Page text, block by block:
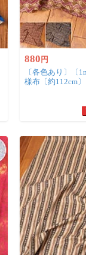
880 円
〔各色あり〕〔
様布〔約112cm〕